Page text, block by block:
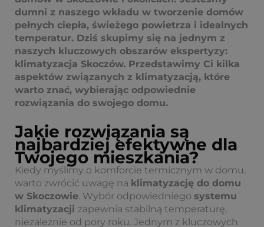
dumni z naszego wkładu w tworzenie domów
pełnych ciepła, świeżego powietrza i idealnych
temperatur. Dziś skupimy się na jednym z
naszych kluczowych obszarów ekspertyzy:
klimatyzacja Skoczów. Przedstawimy Ci kilka
aspektów związanych z klimatyzacją, które
warto znać, wybierając odpowiednie
rozwiązania do swojego domu.
Jakie rozwiązania są
najbardziej efektywne dla
Twojego mieszkania?
Kiedy myślimy o komforcie termicznym w domu,
warto zwrócić uwagę na klimatyzację do domu
w Skoczowie. Wybór odpowiedniego systemu
klimatyzacji zapewnia stabilną temperaturę,
niezależnie od pory roku. Jednym z kluczowych